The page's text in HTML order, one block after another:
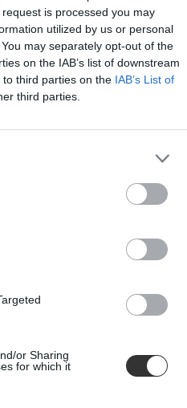
is processed you may
utilized by us or personal
may separately opt-out of the
on the IAB’s list of downstream
third parties on the IAB’s List of
third parties.
or Sharing
for which it
képes lesz arra, hogy az
politikát kíván.
vezetői döntésként fognak